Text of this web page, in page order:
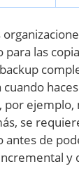
las
por
se
antes de
y